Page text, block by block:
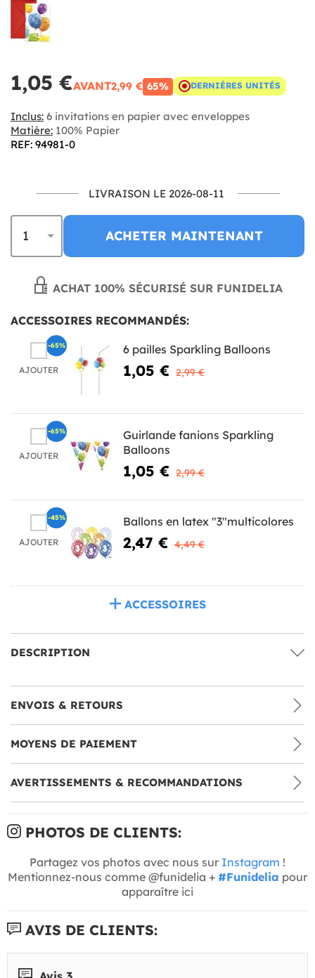
1,05 €AVANT2,99 € 65% DERNIÈRES UNITÉS
Inclus: 6 invitations en papier avec enveloppes
Matière: 100% Papier
REF: 94981-0
LIVRAISON LE 2026-08-11
ACHETER MAINTENANT
ACHAT 100% SÉCURISÉ SUR FUNIDELIA
ACCESSOIRES RECOMMANDÉS:
AJOUTER
6 pailles Sparkling Balloons
1,05 € 2,99 €
-65%
AJOUTER
Guirlande fanions Sparkling
Balloons
1,05 € 2,99 €
-65%
AJOUTER
Ballons en latex "3"multicolores
2,47 € 4,49 €
-45%
ACCESSOIRES
DESCRIPTION
ENVOIS & RETOURS
MOYENS DE PAIEMENT
AVERTISSEMENTS & RECOMMANDATIONS
PHOTOS DE CLIENTS:
Partagez vos photos avec nous sur Instagram !
Mentionnez-nous comme @funidelia + #Funidelia pour
apparaître ici
AVIS DE CLIENTS: